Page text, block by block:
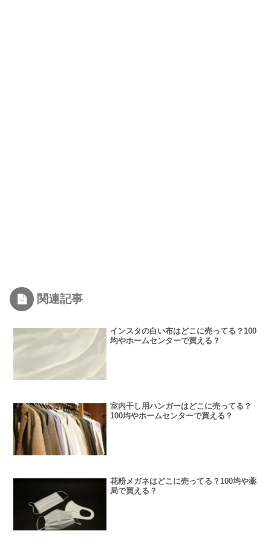
関連記事
インスタの白い布はどこに売ってる？100
均やホームセンターで買える？
室内干し用ハンガーはどこに売ってる？
100均やホームセンターで買える？
花粉メガネはどこに売ってる？100均や薬
局で買える？